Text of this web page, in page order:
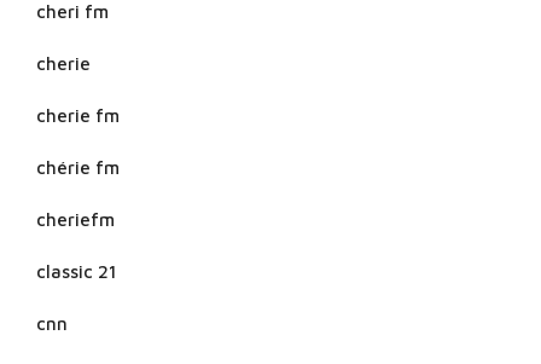
cheri fm
cherie
cherie fm
chérie fm
cheriefm
classic 21
cnn